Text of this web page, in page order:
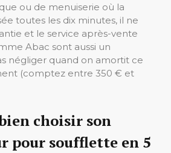
ou de menuiserie où la
toutes les dix minutes, il ne
et le service après-vente
Abac sont aussi un
négliger quand on amortit ce
(comptez entre 350 € et
choisir son
pour soufflette en 5